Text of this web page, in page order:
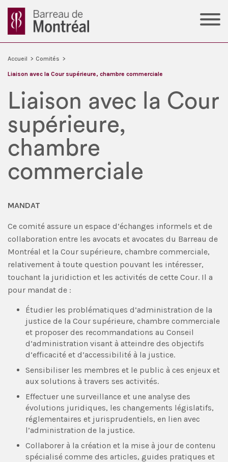
Accueil > Comités >
Liaison avec la Cour supérieure, chambre commerciale
Liaison avec la Cour
supérieure,
chambre
commerciale
MANDAT
Ce comité assure un espace d’échanges informels et de
collaboration entre les avocats et avocates du Barreau de
Montréal et la Cour supérieure, chambre commerciale,
relativement à toute question pouvant les intéresser,
touchant la juridiction et les activités de cette Cour. Il a
pour mandat de :
Étudier les problématiques d’administration de la
justice de la Cour supérieure, chambre commerciale
et proposer des recommandations au Conseil
d’administration visant à atteindre des objectifs
d’efficacité et d’accessibilité à la justice.
Sensibiliser les membres et le public à ces enjeux et
aux solutions à travers ses activités.
Effectuer une surveillance et une analyse des
évolutions juridiques, les changements législatifs,
réglementaires et jurisprudentiels, en lien avec
l’administration de la justice.
Collaborer à la création et la mise à jour de contenu
spécialisé comme des articles, guides pratiques et